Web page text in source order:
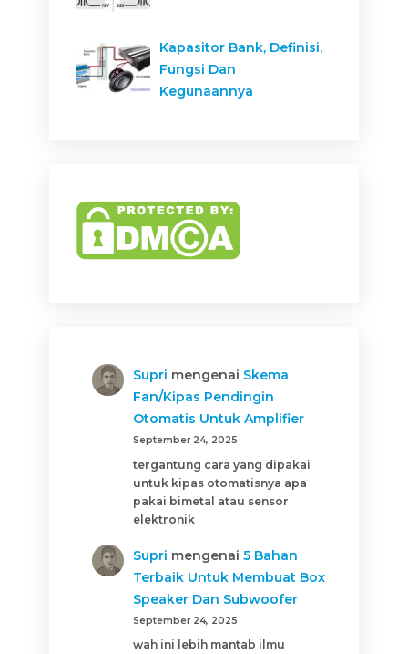
Kapasitor Bank, Definisi,
Fungsi Dan
Kegunaannya
Supri mengenai Skema
Fan/Kipas Pendingin
Otomatis Untuk Amplifier
September 24, 2025
tergantung cara yang dipakai
untuk kipas otomatisnya apa
pakai bimetal atau sensor
elektronik
Supri mengenai5 Bahan
Terbaik Untuk Membuat Box
Speaker Dan Subwoofer
September 24, 2025
wah ini lebih mantab ilmu